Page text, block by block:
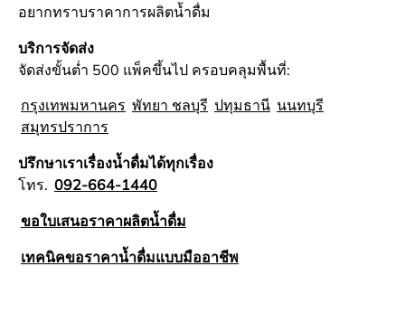
อยากทราบราคาการผลิตน้ำดื่ม
บริการจัดส่ง
จัดส่งขั้นต่ำ 500 แพ็คขึ้นไป ครอบคลุมพื้นที่:
กรุงเทพมหานคร พัทยา ชลบุรี ปทุมธานี นนทบุรี
สมุทรปราการ
ปรึกษาเราเรื่องน้ำดื่มได้ทุกเรื่อง
โทร. 092-664-1440
ขอใบเสนอราคาผลิตน้ำดื่ม
เทคนิคขอราคาน้ำดื่มแบบมืออาชีพ